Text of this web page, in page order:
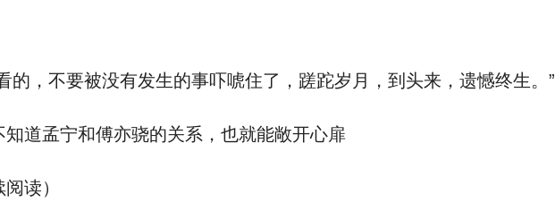
，不要被没有发生的事吓唬住了，蹉跎岁月，到头来，遗憾终生。”
道孟宁和傅亦骁的关系，也就能敞开心扉
读）